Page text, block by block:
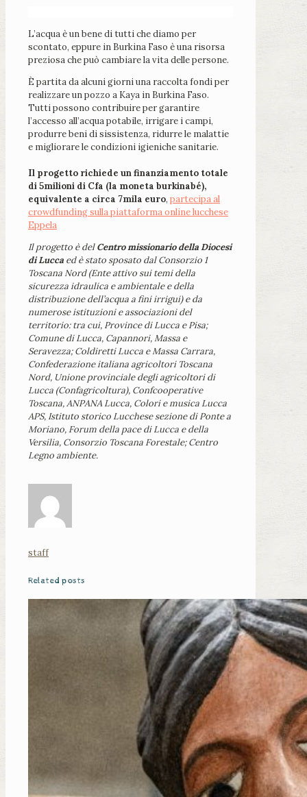
L’acqua è un bene di tutti che diamo per
scontato, eppure in Burkina Faso è una risorsa
preziosa che può cambiare la vita delle persone.
È partita da alcuni giorni una raccolta fondi per
realizzare un pozzo a Kaya in Burkina Faso.
Tutti possono contribuire per garantire
l’accesso all’acqua potabile, irrigare i campi,
produrre beni di sissistenza, ridurre le malattie
e migliorare le condizioni igieniche sanitarie.
Il progetto richiede un finanziamento totale
di 5milioni di Cfa (la moneta burkinabé),
equivalente a circa 7mila euro, partecipa al
crowdfunding sulla piattaforma online lucchese
Eppela
Il progetto è delCentro missionario della Diocesi
di Lucca ed è stato sposato dal Consorzio 1
Toscana Nord (Ente attivo sui temi della
sicurezza idraulica e ambientale e della
distribuzione dell’acqua a fini irrigui) e da
numerose istituzioni e associazioni del
territorio: tra cui, Province di Lucca e Pisa;
Comune di Lucca, Capannori, Massa e
Seravezza; Coldiretti Lucca e Massa Carrara,
Confederazione italiana agricoltori Toscana
Nord, Unione provinciale degli agricoltori di
Lucca (Confagricoltura), Confcooperative
Toscana, ANPANA Lucca, Colori e musica Lucca
APS, Istituto storico Lucchese sezione di Ponte a
Moriano, Forum della pace di Lucca e della
Versilia, Consorzio Toscana Forestale; Centro
Legno ambiente.
staff
Related posts